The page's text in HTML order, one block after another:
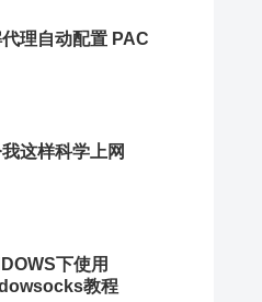
理自动配置 PAC
这样科学上网
下使用
教程